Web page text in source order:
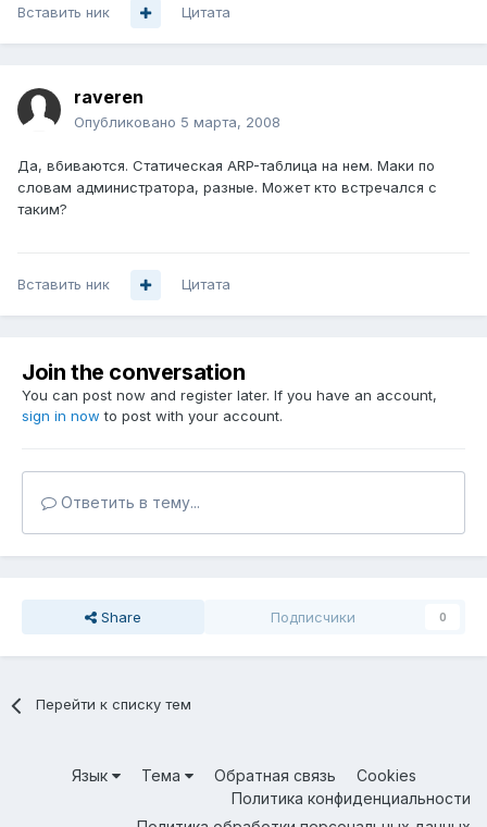
Вставить ник Цитата
raveren
Опубликовано 5 марта, 2008
Да, вбиваются. Статическая ARP-таблица на нем. Маки по
словам администратора, разные. Может кто встречался с
таким?
Вставить ник Цитата
Join the conversation
You can post now and register later. If you have an account,
sign in now to post with your account.
Ответить в тему...
Share Подписчики 0
Перейти к списку тем
Язык Тема Обратная связь
Cookies
Политика конфиденциальности